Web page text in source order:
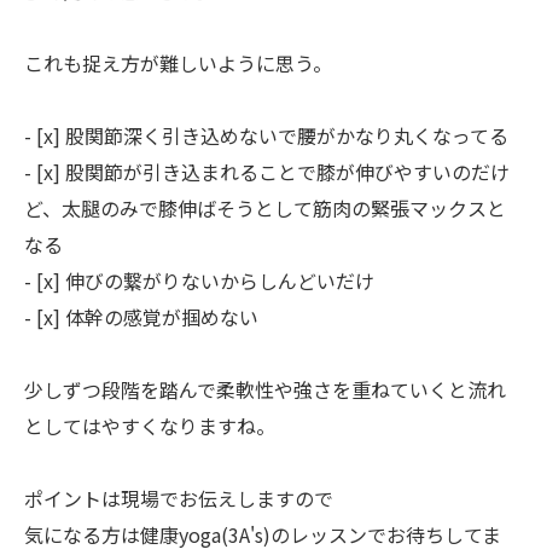
これも捉え方が難しいように思う。
- [x] 股関節深く引き込めないで腰がかなり丸くなってる
- [x] 股関節が引き込まれることで膝が伸びやすいのだけ
ど、太腿のみで膝伸ばそうとして筋肉の緊張マックスと
なる
- [x] 伸びの繋がりないからしんどいだけ
- [x] 体幹の感覚が掴めない
少しずつ段階を踏んで柔軟性や強さを重ねていくと流れ
としてはやすくなりますね。
ポイントは現場でお伝えしますので
気になる方は健康yoga(3A's)のレッスンでお待ちしてま